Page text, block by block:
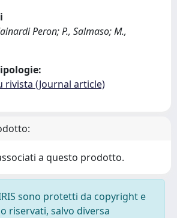
Peron; P., Salmaso; M.,
rivista (Journal article)
a questo prodotto.
sono protetti da copyright e
riservati, salvo diversa